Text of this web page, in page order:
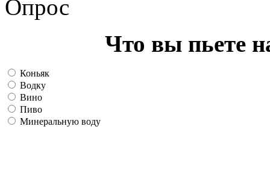
Опрос
Что вы пьете
Коньяк
Водку
Вино
Пиво
Минеральную воду